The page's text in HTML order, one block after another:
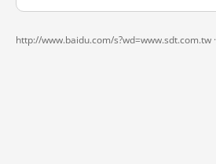
http://www.baidu.com/s?wd=www.sdt.com.tw ·